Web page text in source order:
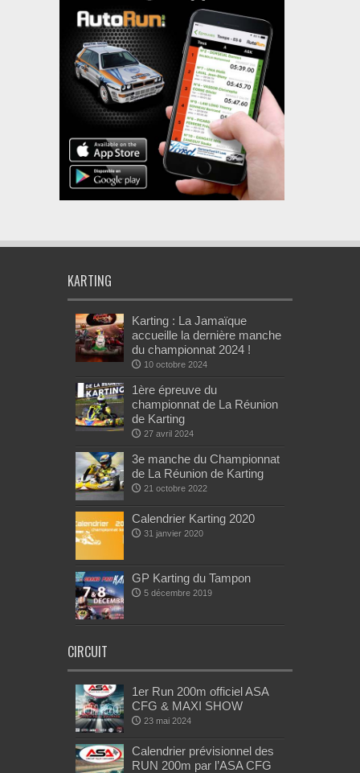
KARTING
Karting : La Jamaïque
accueille la dernière manche
du championnat 2024 !
10 octobre 2024
1ère épreuve du
championnat de La Réunion
de Karting
27 avril 2024
3e manche du Championnat
de La Réunion de Karting
21 octobre 2022
Calendrier Karting 2020
31 janvier 2020
GP Karting du Tampon
5 décembre 2019
CIRCUIT
1er Run 200m officiel ASA
CFG & MAXI SHOW
23 mai 2024
Calendrier prévisionnel des
RUN 200m par l’ASA CFG